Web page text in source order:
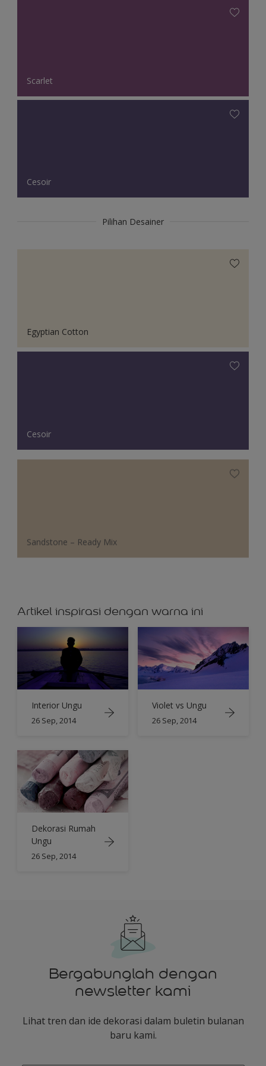
Scarlet
Cesoir
Pilihan Desainer
Egyptian Cotton
Cesoir
Artikel inspirasi dengan warna ini
Interior Ungu
26 Sep, 2014
Violet vs Ungu
26 Sep, 2014
Dekorasi Rumah
Ungu
26 Sep, 2014
Bergabunglah dengan
newsletter kami
Lihat tren dan ide dekorasi dalam buletin bulanan
baru kami.